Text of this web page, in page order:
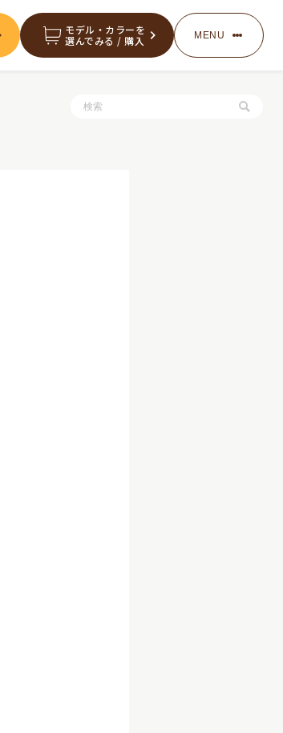
モデル・カラーを
選んでみる / 購入
MENU